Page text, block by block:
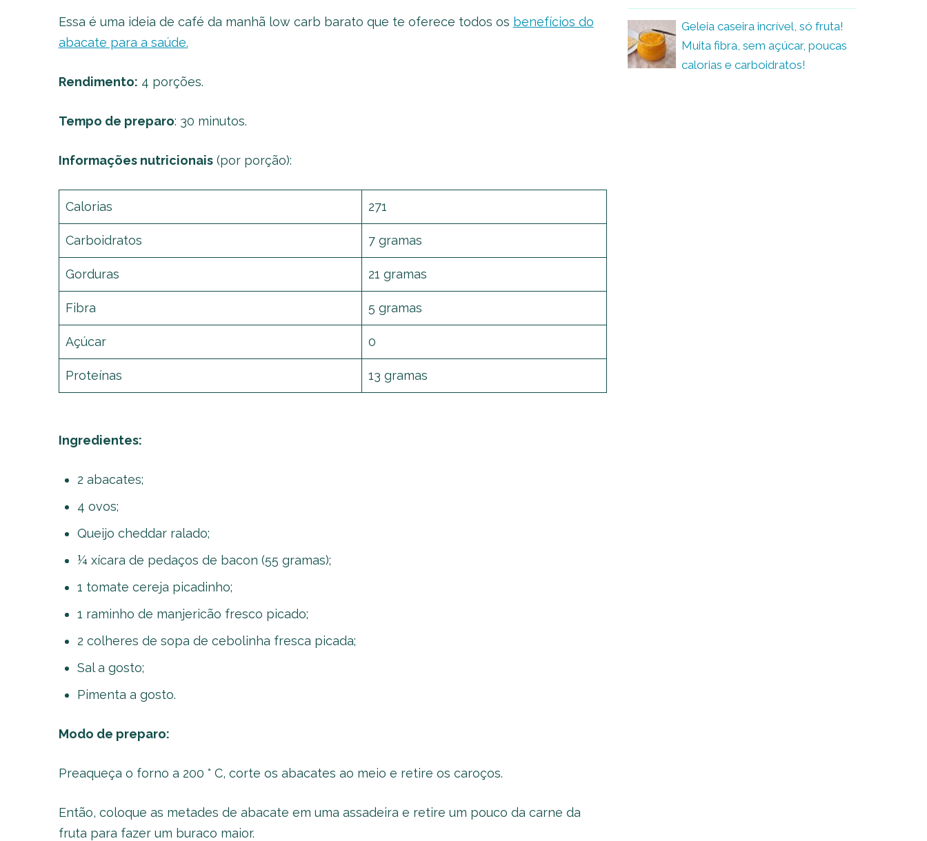
Essa é uma ideia de café da manhã low carb barato que te oferece todos os benefícios do
abacate para a saúde.
Rendimento: 4 porções.
Tempo de preparo: 30 minutos.
Informações nutricionais(por porção):
Calorias 271
Carboidratos 7 gramas
Gorduras 21 gramas
Fibra 5 gramas
Açúcar 0
Proteínas 13 gramas
Ingredientes:
2 abacates;
4 ovos;
Queijo cheddar ralado;
¼ xícara de pedaços de bacon (55 gramas);
1 tomate cereja picadinho;
1 raminho de manjericão fresco picado;
2 colheres de sopa de cebolinha fresca picada;
Sal a gosto;
Pimenta a gosto.
Modo de preparo:
Preaqueça o forno a 200 ° C, corte os abacates ao meio e retire os caroços.
Então, coloque as metades de abacate em uma assadeira e retire um pouco da carne da
fruta para fazer um buraco maior.
Geleia caseira incrível, só fruta!
Muita fibra, sem açúcar, poucas
calorias e carboidratos!